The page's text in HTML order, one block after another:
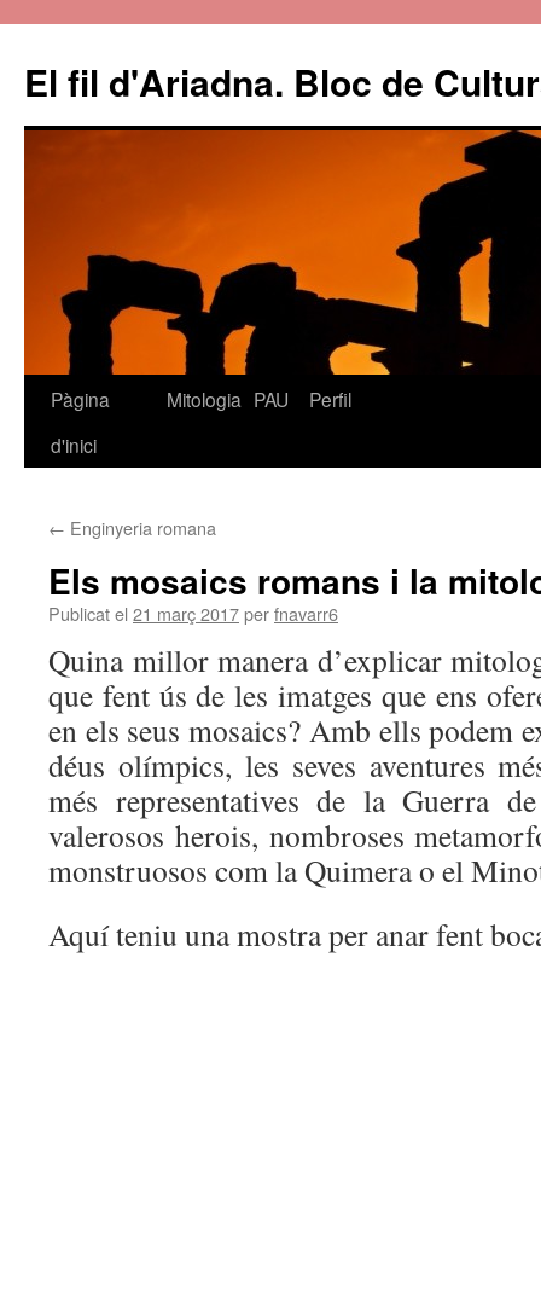
El fil d'Ariadna. Bloc de
Vés
Pàgina
d'inici
Mitologia PAU Perfil
← Enginyeria romana
Els mosaics romans i la
Publicat el 21 març 2017perfnavarr6
Quina millor manera d’explicar
que fent ús de les imatges que ens
en els seus mosaics? Amb ells podem
déus olímpics, les seves aventures
més representatives de la Guerra
valerosos herois, nombroses
monstruosos com la Quimera o el
Aquí teniu una mostra per anar fent